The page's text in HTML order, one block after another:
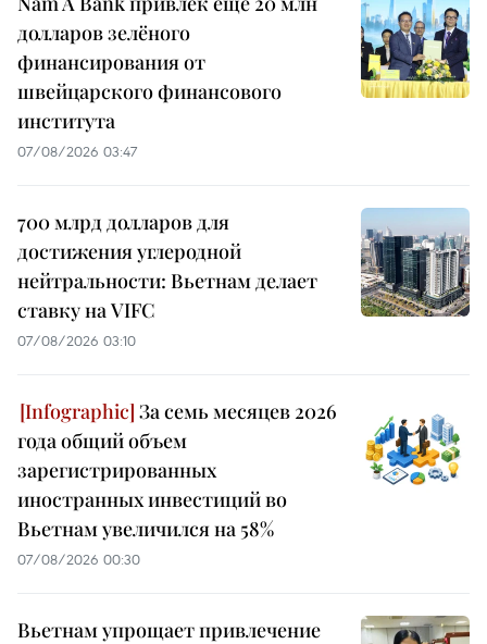
долларов зелёного
финансирования от
швейцарского финансового
института
07/08/2026 03:47
700 млрд долларов для
достижения углеродной
нейтральности: Вьетнам делает
ставку на VIFC
07/08/2026 03:10
За семь месяцев 2026
года общий объем
зарегистрированных
иностранных инвестиций во
Вьетнам увеличился на 58%
07/08/2026 00:30
Вьетнам упрощает привлечение